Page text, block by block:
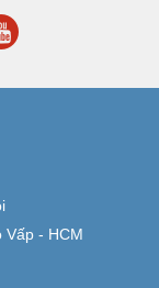
Vấp - HCM